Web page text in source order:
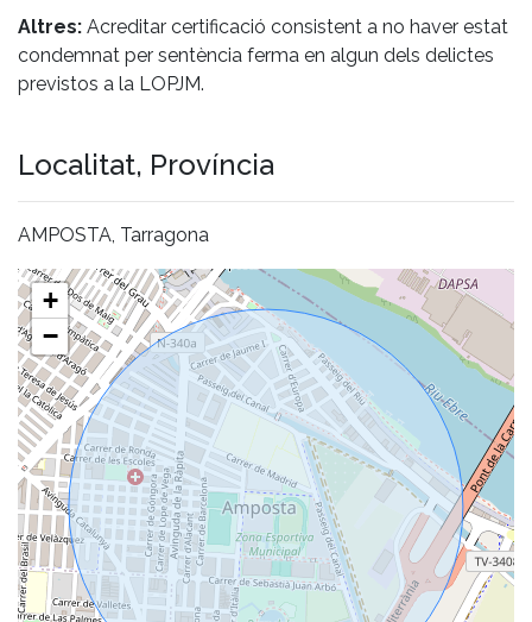
Altres: Acreditar certificació consistent a no haver estat
condemnat per sentència ferma en algun dels delictes
previstos a la LOPJM.
Localitat, Província
AMPOSTA, Tarragona
+
−